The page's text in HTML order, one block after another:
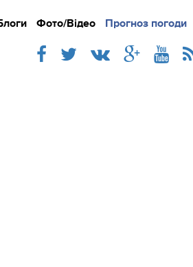
Фото/Відео Прогноз погоди
Докладно